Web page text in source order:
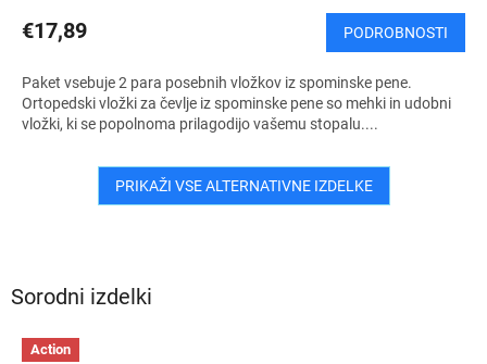
Sorodni izdelki
Action
€17,89 PODROBNOSTI
Paket vsebuje 2 para posebnih vložkov iz spominske pene.
Ortopedski vložki za čevlje iz spominske pene so mehki in udobni
vložki, ki se popolnoma prilagodijo vašemu stopalu....
PRIKAŽI VSE ALTERNATIVNE IZDELKE